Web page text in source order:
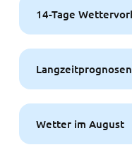
14-Tage
Langzeitprognosen
Wetter im August